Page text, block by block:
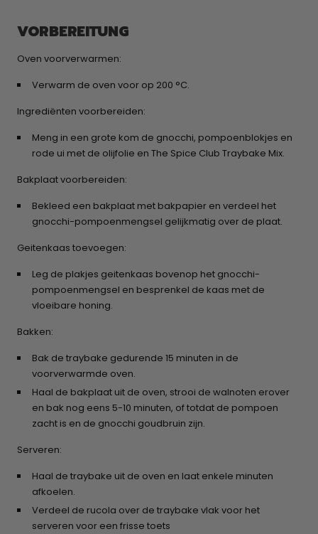
VORBEREITUNG
Oven voorverwarmen:
Verwarm de oven voor op 200 °C.
Ingrediënten voorbereiden:
Meng in een grote kom de gnocchi, pompoenblokjes en
rode ui met de olijfolie en The Spice Club Traybake Mix.
Bakplaat voorbereiden:
Bekleed een bakplaat met bakpapier en verdeel het
gnocchi-pompoenmengsel gelijkmatig over de plaat.​
Geitenkaas toevoegen:
Leg de plakjes geitenkaas bovenop het gnocchi-
pompoenmengsel en besprenkel de kaas met de
vloeibare honing.​
Bakken:
Bak de traybake gedurende 15 minuten in de
voorverwarmde oven.
Haal de bakplaat uit de oven, strooi de walnoten erover
en bak nog eens 5-10 minuten, of totdat de pompoen
zacht is en de gnocchi goudbruin zijn.
Serveren:
Haal de traybake uit de oven en laat enkele minuten
afkoelen.​
Verdeel de rucola over de traybake vlak voor het
serveren voor een frisse toets